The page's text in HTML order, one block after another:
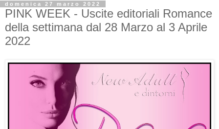
domenica 27 marzo 2022
PINK WEEK - Uscite editoriali Romance
della settimana dal 28 Marzo al 3 Aprile
2022